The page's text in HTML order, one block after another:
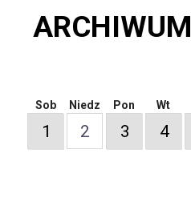
ARCHIWUM
Sob
1
Niedz
2
Pon
3
Wt
4